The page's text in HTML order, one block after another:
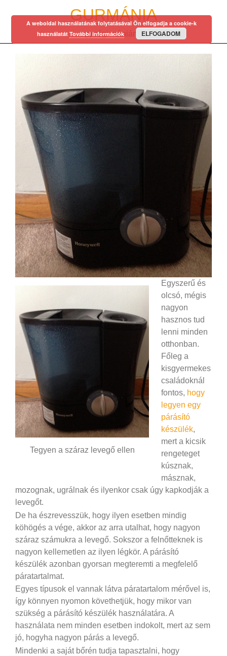
GURMÁNIA
egy régi mániám…
Tegyen a száraz levegő ellen
Egyszerű és
olcsó, mégis
nagyon
hasznos tud
lenni minden
otthonban.
Főleg a
kisgyermekes
családoknál
fontos, hogy
legyen egy
párásító
készülék,
mert a kicsik
rengeteget
kúsznak,
másznak,
mozognak, ugrálnak és ilyenkor csak úgy kapkodják a
levegőt.
De ha észrevesszük, hogy ilyen esetben mindig
köhögés a vége, akkor az arra utalhat, hogy nagyon
száraz számukra a levegő. Sokszor a felnőtteknek is
nagyon kellemetlen az ilyen légkör. A párásító
készülék azonban gyorsan megteremti a megfelelő
páratartalmat.
Egyes típusok el vannak látva páratartalom mérővel is,
így könnyen nyomon követhetjük, hogy mikor van
szükség a párásító készülék használatára. A
használata nem minden esetben indokolt, mert az sem
jó, hogyha nagyon párás a levegő.
Mindenki a saját bőrén tudja tapasztalni, hogy
A weboldal használatának folytatásával Ön elfogadja a cookie-k
használatát További információk ELFOGADOM